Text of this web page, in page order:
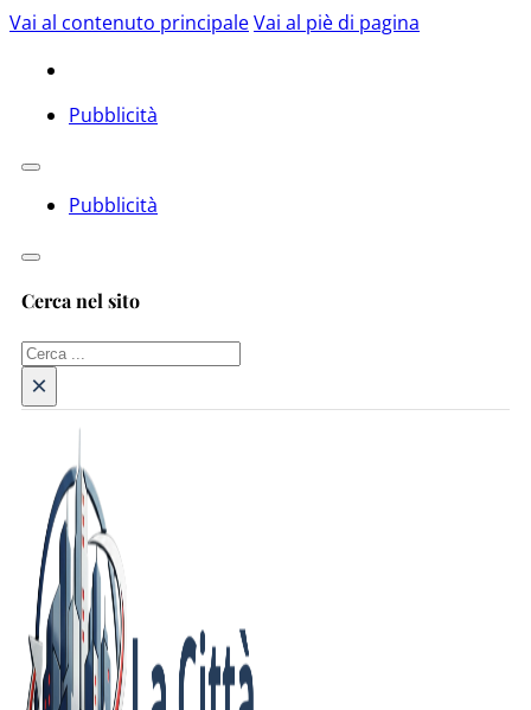
Vai al contenuto principaleVai al piè di pagina
Pubblicità
Pubblicità
Cerca nel sito
Cerca
×